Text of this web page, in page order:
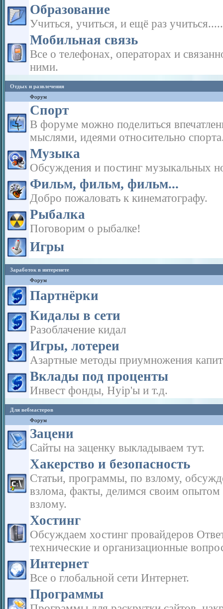
Образование
Учиться, учиться, и ещё раз учиться.....
Мобильная связь
Все о телефонах, операторах и
ними.
Отдых и развлечения
Форум
Спорт
В форуме можно поделиться
мыслями, идеями относительно
Музыка
Обсуждения и постинг музыкальных
Фильм, фильм, фильм...
Добро пожаловать к кинематографу.
Рыбалка
Поговорим о рыбалке!
Игры
Заработок в интеренете
Форум
Партнёрки
Кидалы в сети
Разоблачение кидал
Игры, лотереи
Азартные методы приумножения
Вклады под проценты
Инвест фонды, Hyip'ы и т.д.
Для вебмастеров
Форум
Зацени
Сайты на заценку выкладываем тут.
Хакерство и безопасность
Статьи, программы, по взлому,
взлома, факты, делимся своим опытом
взлому.
Хостинг
Обсуждаем хостинг провайдеров
технические и организационные
Интернет
Все о глобальной сети Интернет.
Программы